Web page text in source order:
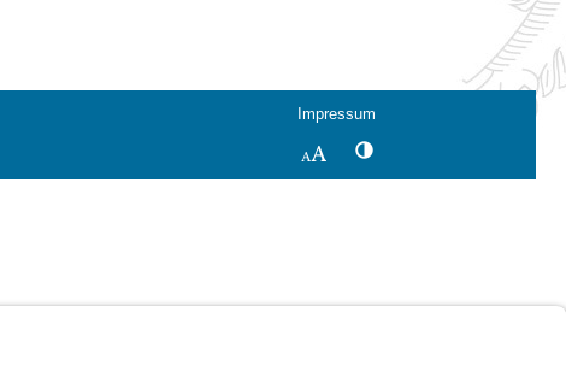
Impressum
SchriftgrößeKontrastwechsel